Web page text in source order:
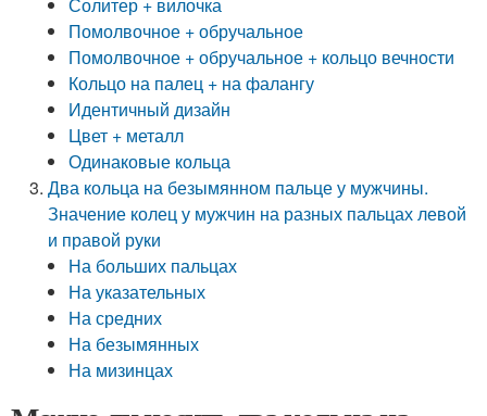
Помолвочное + обручальное
Помолвочное + обручальное + кольцо вечности
Кольцо на палец + на фалангу
Идентичный дизайн
Цвет + металл
Одинаковые кольца
Два кольца на безымянном пальце у мужчины.
Значение колец у мужчин на разных пальцах левой
и правой руки
На больших пальцах
На указательных
На средних
На безымянных
На мизинцах